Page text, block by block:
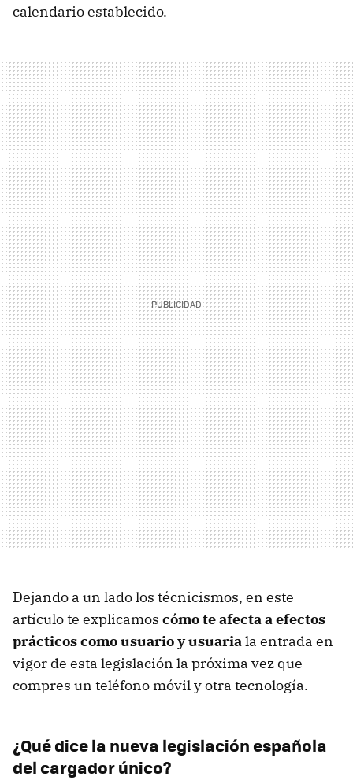
calendario establecido.
Dejando a un lado los técnicismos, en este
artículo te explicamos cómo te afecta a efectos
prácticos como usuario y usuariala entrada en
vigor de esta legislación la próxima vez que
compres un teléfono móvil y otra tecnología.
¿Qué dice la nueva legislación española
del cargador único?